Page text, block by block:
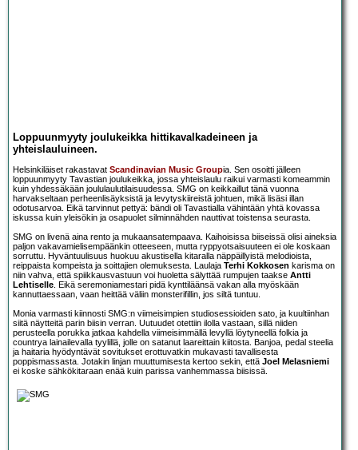
Loppuunmyyty joulukeikka hittikavalkadeineen ja
yhteislauluineen.
Helsinkiläiset rakastavat Scandinavian Music Groupia. Sen osoitti jälleen
loppuunmyyty Tavastian joulukeikka, jossa yhteislaulu raikui varmasti komeammin
kuin yhdessäkään joululaulutilaisuudessa. SMG on keikkaillut tänä vuonna
harvakseltaan perheenlisäyksistä ja levytyskiireistä johtuen, mikä lisäsi illan
odotusarvoa. Eikä tarvinnut pettyä: bändi oli Tavastialla vähintään yhtä kovassa
iskussa kuin yleisökin ja osapuolet silminnähden nauttivat toistensa seurasta.
SMG on livenä aina rento ja mukaansatempaava. Kaihoisissa biiseissä olisi aineksia
paljon vakavamielisempäänkin otteeseen, mutta ryppyotsaisuuteen ei ole koskaan
sorruttu. Hyväntuulisuus huokuu akustisella kitaralla näppäillyistä melodioista,
reippaista kompeista ja soittajien olemuksesta. Laulaja Terhi Kokkosen karisma on
niin vahva, että spiikkausvastuun voi huoletta sälyttää rumpujen taakse Antti
Lehtiselle. Eikä seremoniamestari pidä kynttiläänsä vakan alla myöskään
kannuttaessaan, vaan heittää väliin monsterifillin, jos siltä tuntuu.
Monia varmasti kiinnosti SMG:n viimeisimpien studiosessioiden sato, ja kuultiinhan
siitä näytteitä parin biisin verran. Uutuudet otettiin ilolla vastaan, sillä niiden
perusteella porukka jatkaa kahdella viimeisimmällä levyllä löytyneellä folkia ja
countrya lainailevalla tyylillä, jolle on satanut laareittain kiitosta. Banjoa, pedal steelia
ja haitaria hyödyntävät sovitukset erottuvatkin mukavasti tavallisesta
poppismassasta. Jotakin linjan muuttumisesta kertoo sekin, että Joel Melasniemi
ei koske sähkökitaraan enää kuin parissa vanhemmassa biisissä.